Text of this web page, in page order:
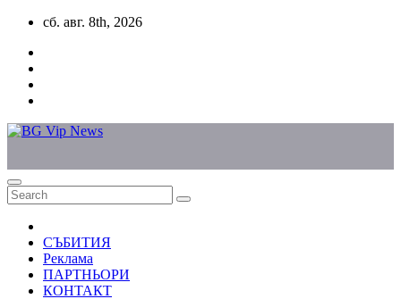
Skip
content
сб. авг. 8th, 2026
СЪБИТИЯ
Реклама
ПАРТНЬОРИ
КОНТАКТ